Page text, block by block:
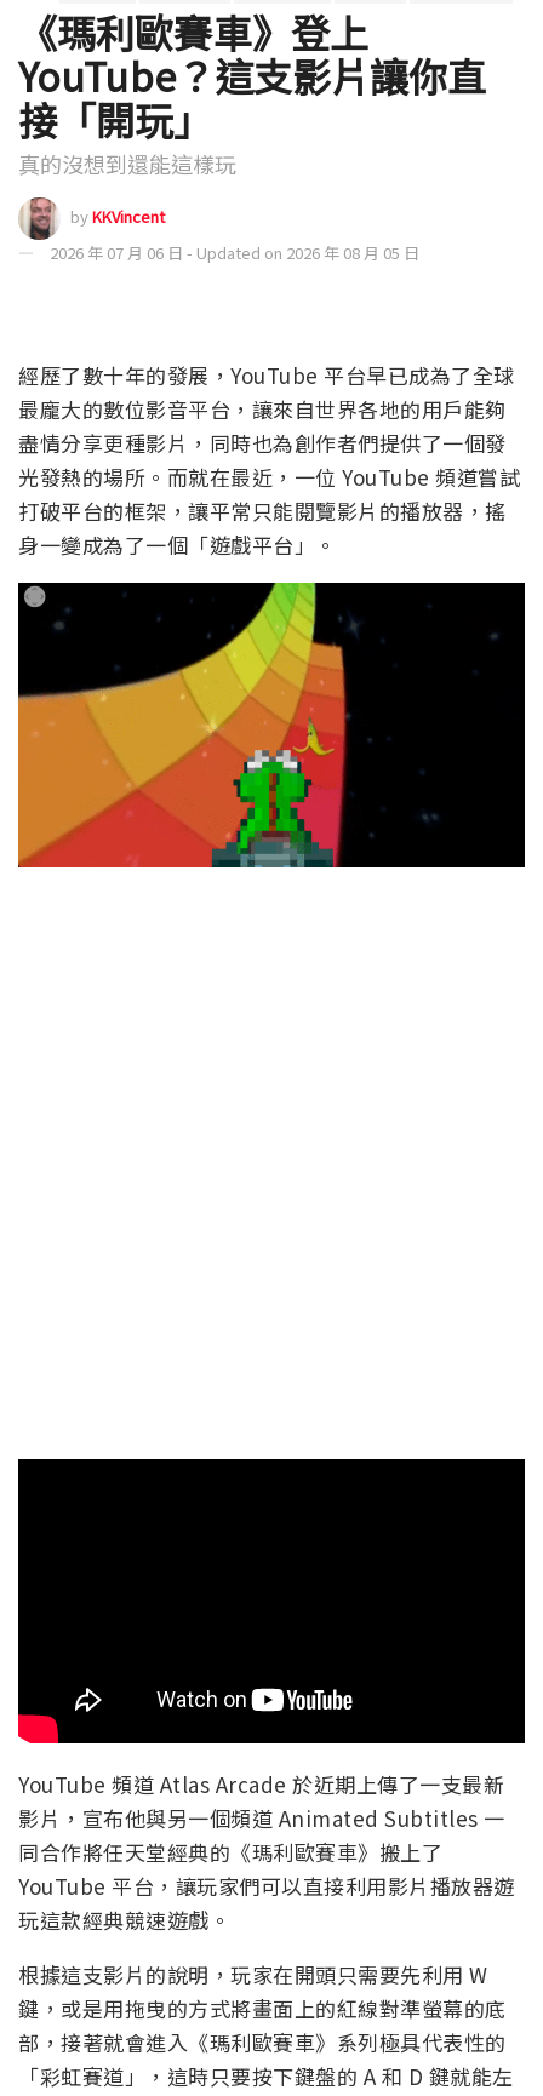
《瑪利歐賽車》登上
YouTube？這支影片讓你直
接「開玩」
真的沒想到還能這樣玩
byKKVincent
2026 年 07 月 06 日 - Updated on 2026 年 08 月 05 日
經歷了數十年的發展，YouTube 平台早已成為了全球
最龐大的數位影音平台，讓來自世界各地的用戶能夠
盡情分享更種影片，同時也為創作者們提供了一個發
光發熱的場所。而就在最近，一位 YouTube 頻道嘗試
打破平台的框架，讓平常只能閱覽影片的播放器，搖
身一變成為了一個「遊戲平台」。
YouTube 頻道 Atlas Arcade 於近期上傳了一支最新
影片，宣布他與另一個頻道 Animated Subtitles 一
同合作將任天堂經典的《瑪利歐賽車》搬上了
YouTube 平台，讓玩家們可以直接利用影片播放器遊
玩這款經典競速遊戲。
根據這支影片的說明，玩家在開頭只需要先利用 W
鍵，或是用拖曳的方式將畫面上的紅線對準螢幕的底
部，接著就會進入《瑪利歐賽車》系列極具代表性的
「彩虹賽道」，這時只要按下鍵盤的 A 和 D 鍵就能左